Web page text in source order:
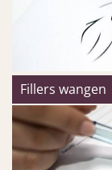
Fillers wangen